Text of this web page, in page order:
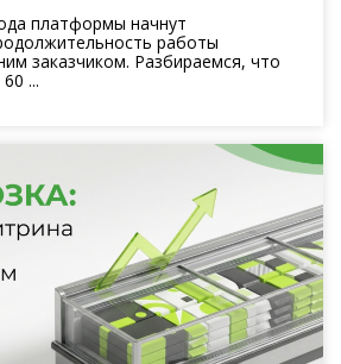
платформы начнут
работы
заказчиком. Разбираемся, что
...